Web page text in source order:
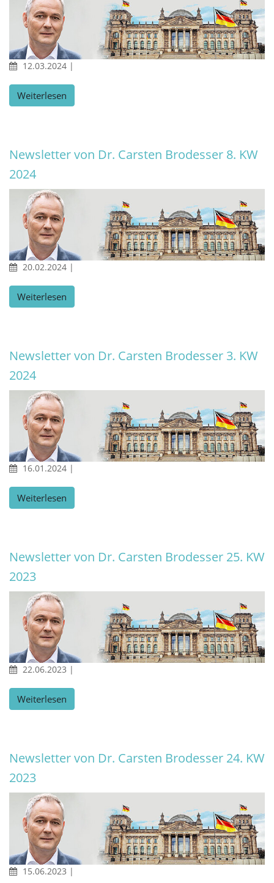
12.03.2024 |
Weiterlesen
Newsletter von Dr. Carsten Brodesser 8. KW
2024
20.02.2024 |
Weiterlesen
Newsletter von Dr. Carsten Brodesser 3. KW
2024
16.01.2024 |
Weiterlesen
Newsletter von Dr. Carsten Brodesser 25. KW
2023
22.06.2023 |
Weiterlesen
Newsletter von Dr. Carsten Brodesser 24. KW
2023
15.06.2023 |